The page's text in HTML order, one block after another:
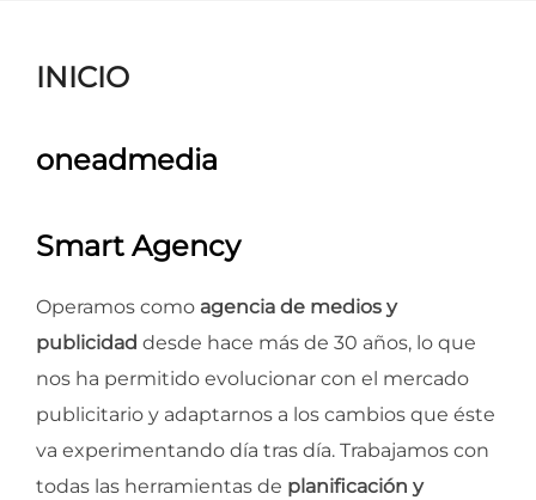
INICIO
oneadmedia
Smart Agency
Operamos como agencia de medios y
publicidad desde hace más de 30 años, lo que
nos ha permitido evolucionar con el mercado
publicitario y adaptarnos a los cambios que éste
va experimentando día tras día. Trabajamos con
todas las herramientas de planificación y